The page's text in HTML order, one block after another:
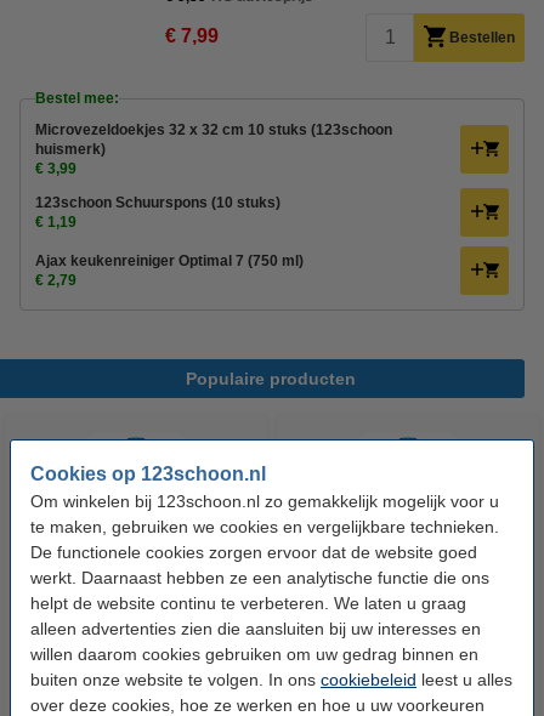
Cookies op 123schoon.nl
Om winkelen bij 123schoon.nl zo gemakkelijk mogelijk voor u
te maken, gebruiken we cookies en vergelijkbare technieken.
De functionele cookies zorgen ervoor dat de website goed
werkt. Daarnaast hebben ze een analytische functie die ons
helpt de website continu te verbeteren. We laten u graag
alleen advertenties zien die aansluiten bij uw interesses en
willen daarom cookies gebruiken om uw gedrag binnen en
buiten onze website te volgen. In ons cookiebeleid leest u alles
over deze cookies, hoe ze werken en hoe u uw voorkeuren
€ 7,99 Bestellen
Bestel mee:
Microvezeldoekjes 32 x 32 cm 10 stuks (123schoon
huismerk)
€ 3,99
123schoon Schuurspons (10 stuks)
€ 1,19
Ajax keukenreiniger Optimal 7 (750 ml)
€ 2,79
Populaire producten
HG Ontkalker Voor Espresso-
en Koffiepadapparaten
(citroenzuur, 500 ml)
HG Koffiemachine Ontkalker |
Melkzuur (500 ml)
€ 6,99